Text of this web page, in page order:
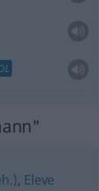
, Eleve